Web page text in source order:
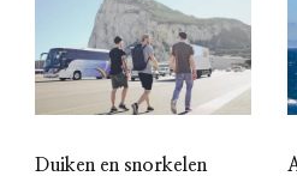
Duiken en snorkelen